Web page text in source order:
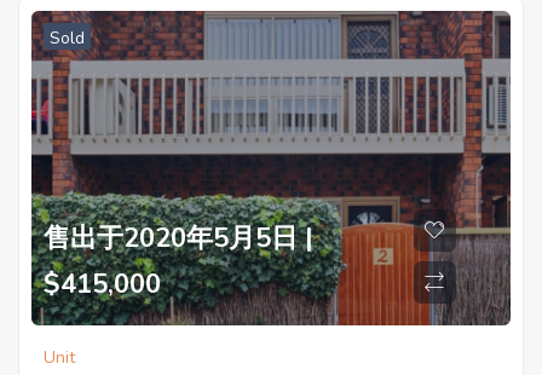
Sold
售出于2020年5月5日 |
$415,000
Unit